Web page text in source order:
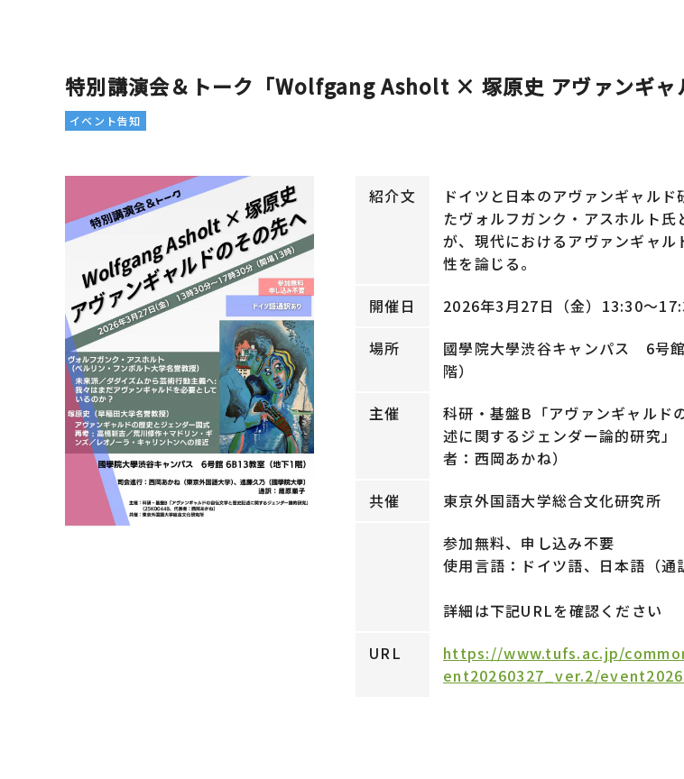
特別講演会＆トーク「Wolfgang Asholt × 塚原史 アヴァンギャ
イベント告知
紹介文
ドイツと日本のアヴァンギャルド
たヴォルフガンク・アスホルト氏
が、現代におけるアヴァンギャル
性を論じる。
開催日
2026年3月27日（金）13:30〜
場所
國學院大學渋谷キャンパス 6号
階）
主催
科研・基盤B「アヴァンギャルド
述に関するジェンダー論的研究
者：西岡あかね）
共催
東京外国語大学総合文化研究所
参加無料、申し込み不要
使用言語：ドイツ語、日本語（通
詳細は下記URLを確認ください
URL
https://www.tufs.ac.jp/
ent20260327_ver.2/